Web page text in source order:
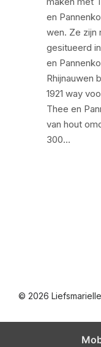
en
wen. Ze zijn
gesitueerd
en
Rhijnauwen
1921 way
Thee en
van hout
300…
© 2026